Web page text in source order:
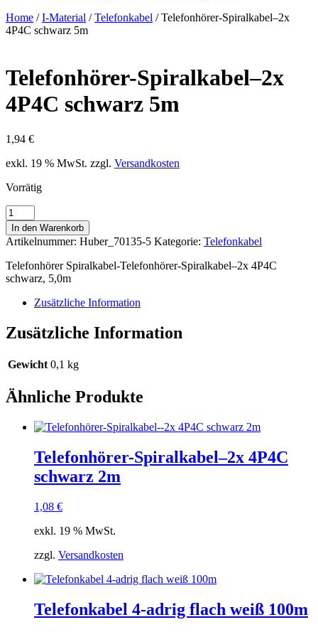
Home /I-Material /Telefonkabel / Telefonhörer-Spiralkabel–2x
4P4C schwarz 5m
Telefonhörer-Spiralkabel–2x
4P4C schwarz 5m
1,94 €
exkl. 19 % MwSt. zzgl. Versandkosten
Vorrätig
Telefonhörer-
Spiralkabel-
-2x
4P4C
schwarz
5m
In den Warenkorb
Artikelnummer: Huber_70135-5 Kategorie: Telefonkabel
Telefonhörer Spiralkabel-Telefonhörer-Spiralkabel–2x 4P4C
schwarz, 5,0m
Zusätzliche Information
Zusätzliche Information
Gewicht 0,1 kg
Ähnliche Produkte
Telefonhörer-Spiralkabel–2x 4P4C
schwarz 2m
1,08 €
exkl. 19 % MwSt.
zzgl. Versandkosten
Telefonkabel 4-adrig flach weiß 100m